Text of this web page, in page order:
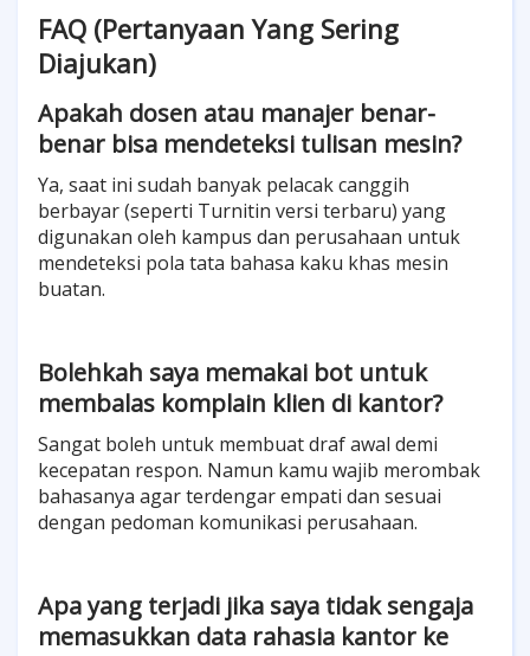
FAQ (Pertanyaan Yang Sering
Diajukan)
Apakah dosen atau manajer benar-
benar bisa mendeteksi tulisan mesin?
Ya, saat ini sudah banyak pelacak canggih
berbayar (seperti Turnitin versi terbaru) yang
digunakan oleh kampus dan perusahaan untuk
mendeteksi pola tata bahasa kaku khas mesin
buatan.
Bolehkah saya memakai bot untuk
membalas komplain klien di kantor?
Sangat boleh untuk membuat draf awal demi
kecepatan respon. Namun kamu wajib merombak
bahasanya agar terdengar empati dan sesuai
dengan pedoman komunikasi perusahaan.
Apa yang terjadi jika saya tidak sengaja
memasukkan data rahasia kantor ke